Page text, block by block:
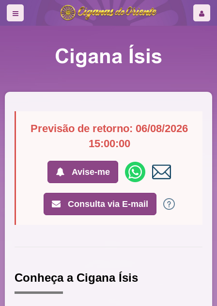
Cigana Ísis
Previsão de retorno: 06/08/2026
15:00:00
Avise-me
Consulta via E-mail
Conheça a Cigana Ísis